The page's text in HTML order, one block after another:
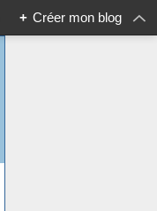
+ Créer mon blog